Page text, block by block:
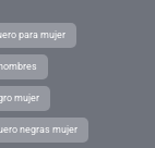
para mujer
mujer
negras mujer